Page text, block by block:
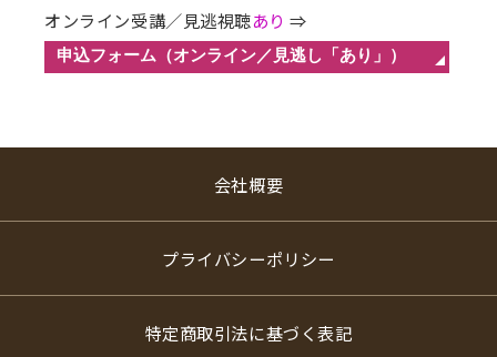
オンライン受講／見逃視聴あり ⇒
会社概要
プライバシーポリシー
特定商取引法に基づく表記